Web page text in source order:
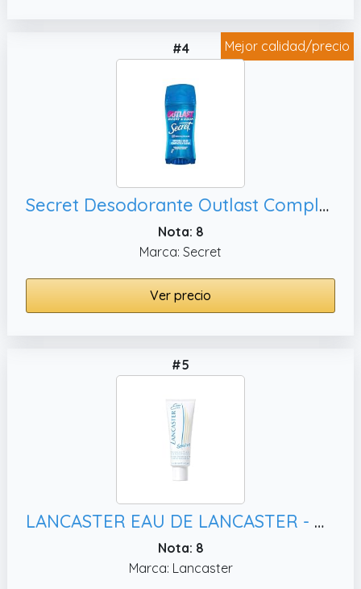
Mejor calidad/precio
#4
Secret Desodorante Outlast Completely Clean invisible sólido 73 gr
Nota: 8
Marca: Secret
Ver precio
#5
LANCASTER EAU DE LANCASTER - Desodorante en crema para hombre y mujer - Para pieles sensibles - 125 ml
Nota: 8
Marca: Lancaster